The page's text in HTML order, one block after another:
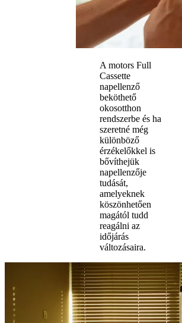
A motors Full
Cassette
napellenző
beköthető
okosotthon
rendszerbe és ha
szeretné még
különböző
érzékelőkkel is
bővíthejük
napellenzője
tudását,
amelyeknek
köszönhetően
magától tudd
reagálni az
időjárás
változásaira.